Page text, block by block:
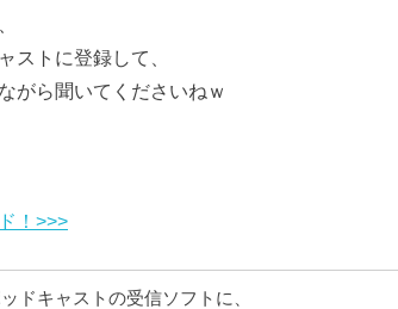
ストに登録して、
がら聞いてくださいねｗ
！>>>
ドキャストの受信ソフトに、